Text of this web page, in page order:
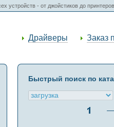
устройств - от джойстиков до
Драйверы Заказ
Быстрый поиск по